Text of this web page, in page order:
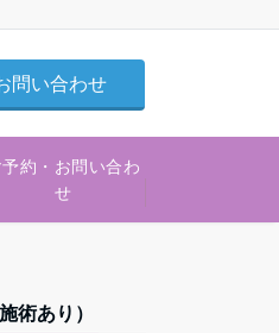
問い合わせ
予約・お問い合わ
せ
術あり）